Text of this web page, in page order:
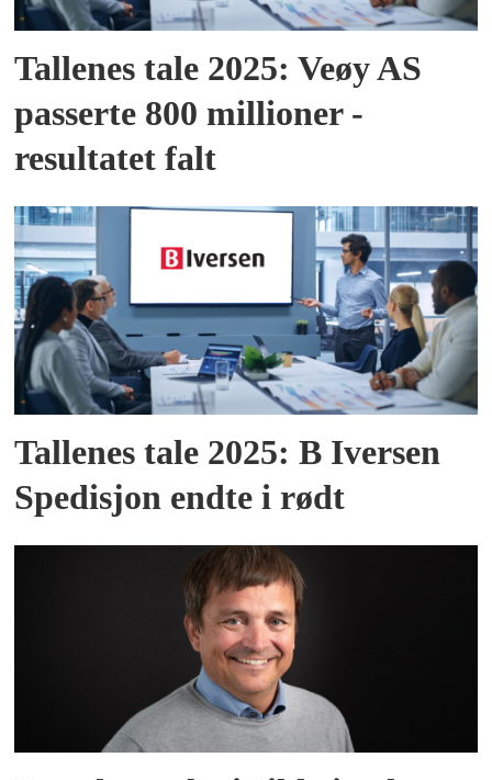
Tallenes tale 2025: Veøy AS
passerte 800 millioner -
resultatet falt
Tallenes tale 2025: B Iversen
Spedisjon endte i rødt